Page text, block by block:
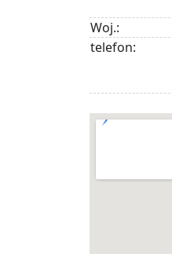
Woj.:
telefon: